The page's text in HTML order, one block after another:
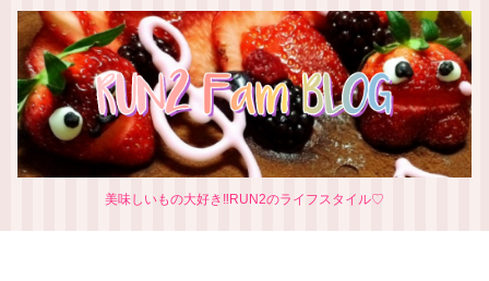
美味しいもの大好き‼RUN2のライフスタイル♡